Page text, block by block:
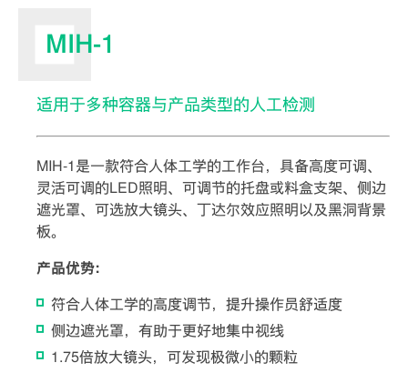
MIH-1
适用于多种容器与产品类型的人工检测
MIH-1是一款符合人体工学的工作台，具备高度可调、
灵活可调的LED照明、可调节的托盘或料盒支架、侧边
遮光罩、可选放大镜头、丁达尔效应照明以及黑洞背景
板。
产品优势：
符合人体工学的高度调节，提升操作员舒适度
侧边遮光罩，有助于更好地集中视线
1.75倍放大镜头，可发现极微小的颗粒